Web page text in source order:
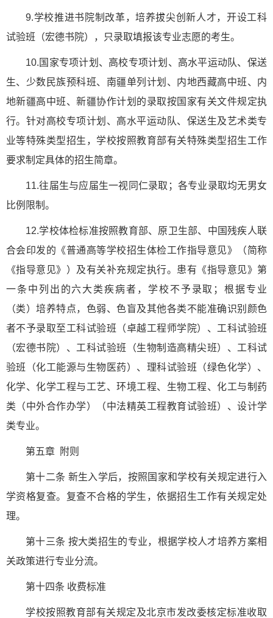
9.学校推进书院制改革，培养拔尖创新人才，开设工科
试验班（宏德书院），只录取填报该专业志愿的考生。
10.国家专项计划、高校专项计划、高水平运动队、保送
生、少数民族预科班、南疆单列计划、内地西藏高中班、内
地新疆高中班、新疆协作计划的录取按国家有关文件规定执
行。针对高校专项计划、高水平运动队、保送生及艺术类专
业等特殊类型招生，学校按照教育部有关特殊类型招生工作
要求制定具体的招生简章。
11.往届生与应届生一视同仁录取；各专业录取均无男女
比例限制。
12.学校体检标准按照教育部、原卫生部、中国残疾人联
合会印发的《普通高等学校招生体检工作指导意见》（简称
《指导意见》）及有关补充规定执行。患有《指导意见》第
一条中列出的六大类疾病者，学校不予录取；根据专业
（类）培养特点，色弱、色盲及其他各类不能准确识别颜色
者不予录取至工科试验班（卓越工程师学院）、工科试验班
（宏德书院）、工科试验班（生物制造高精尖班）、工科试
验班（化工能源与生物医药）、理科试验班（绿色化学）、
化学、化学工程与工艺、环境工程、生物工程、化工与制药
类（中外合作办学）（中法精英工程教育试验班）、设计学
类专业。
第五章 附则
第十二条 新生入学后，按照国家和学校有关规定进行入
学资格复查。复查不合格的学生，依据招生工作有关规定处
理。
第十三条 按大类招生的专业，根据学校人才培养方案相
关政策进行专业分流。
第十四条 收费标准
学校按照教育部有关规定及北京市发改委核定标准收取